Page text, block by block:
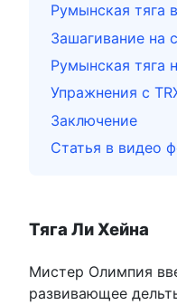
Румынская тяга
Зашагивание на
Румынская тяга
Упражнения с
Заключение
Статья в видео
Тяга Ли Хейна
Мистер Олимпия
развивающее